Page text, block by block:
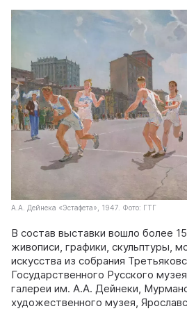
А.А. Дейнека «Эстафета», 1947. Фото: ГТГ
В состав выставки вошло более
живописи, графики, скульптуры,
искусства из собрания
Государственного Русского
галереи им. А.А. Дейнеки,
художественного музея,